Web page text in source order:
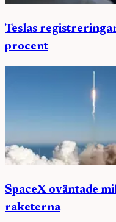
Teslas
procent
SpaceX oväntade
raketerna